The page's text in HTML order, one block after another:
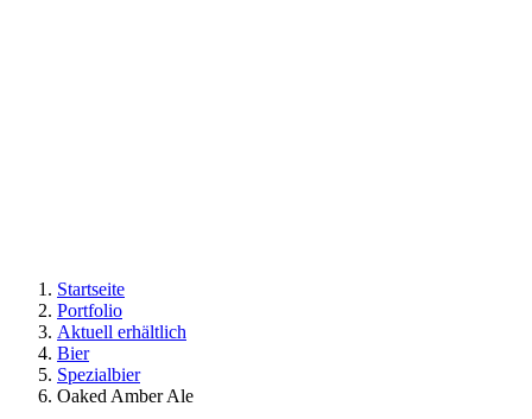
Startseite
Portfolio
Aktuell erhältlich
Bier
Spezialbier
Oaked Amber Ale